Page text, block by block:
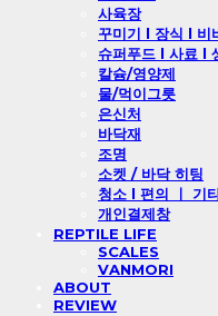
사육장
꾸미기 l 장식 l 비
슈퍼푸드 l 사료 l
칼슘/영양제
물/먹이그릇
은신처
바닥재
조명
소켓 / 바닥 히팅
청소 l 편의 ㅣ 기
개인결제창
REPTILE LIFE
SCALES
VANMORI
ABOUT
REVIEW